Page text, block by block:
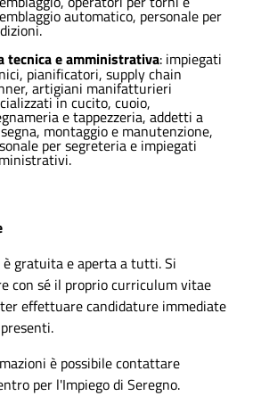
automatico, personale per
tecnica e amministrativa: impiegati
pianificatori, supply chain
artigiani manifatturieri
in cucito, cuoio,
e tappezzeria, addetti a
montaggio e manutenzione,
per segreteria e impiegati
è gratuita e aperta a tutti. Si
con sé il proprio curriculum vitae
effettuare candidature immediate
è possibile contattare
per l'Impiego di Seregno.